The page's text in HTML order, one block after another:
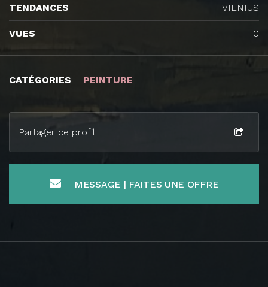
CATÉGORIES PEINTURE
Partager ce profil
MESSAGE | FAITES UNE OFFRE
TENDANCES VILNIUS
VUES 0